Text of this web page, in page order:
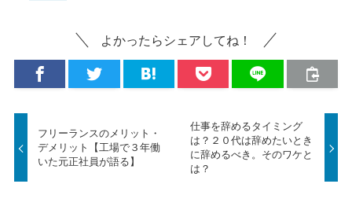
よかったらシェアしてね！
フリーランスのメリット・
デメリット【工場で３年働
いた元正社員が語る】
仕事を辞めるタイミング
は？２０代は辞めたいとき
に辞めるべき。そのワケと
は？